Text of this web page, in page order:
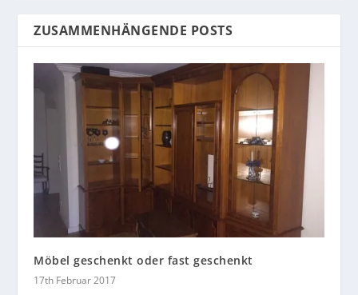
ZUSAMMENHÄNGENDE POSTS
Möbel geschenkt oder fast geschenkt
17th Februar 2017